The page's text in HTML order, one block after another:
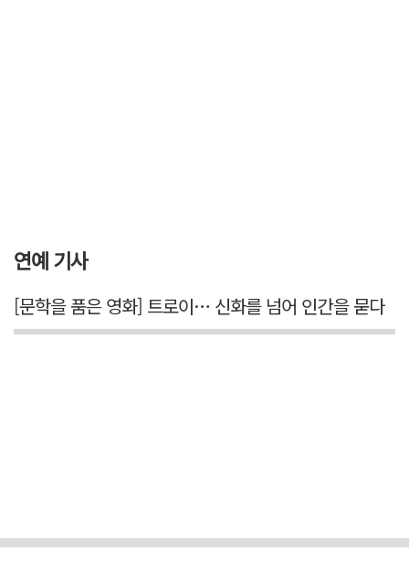
연예 기사
[문학을 품은 영화] 트로이… 신화를 넘어 인간을 묻다